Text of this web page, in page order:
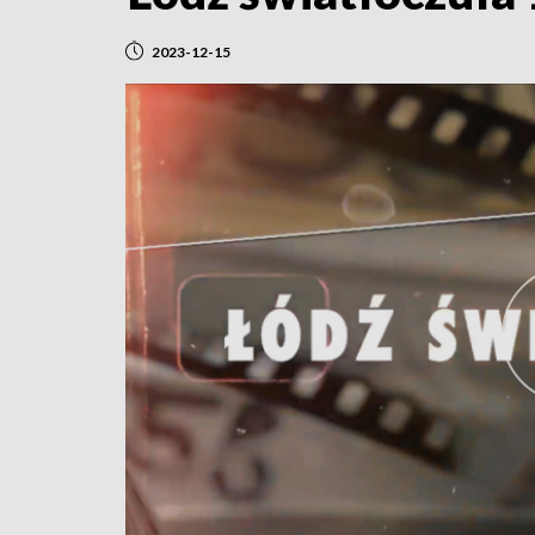
2023-12-15